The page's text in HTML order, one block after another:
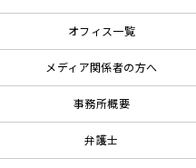
オフィス一覧
メディア関係者の方へ
事務所概要
弁護士